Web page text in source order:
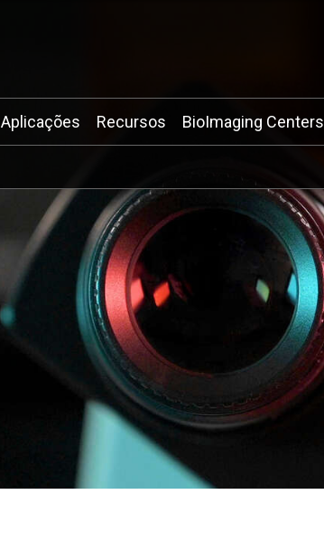
Search keyword(s)
Aplicações Recursos BioImaging Centers